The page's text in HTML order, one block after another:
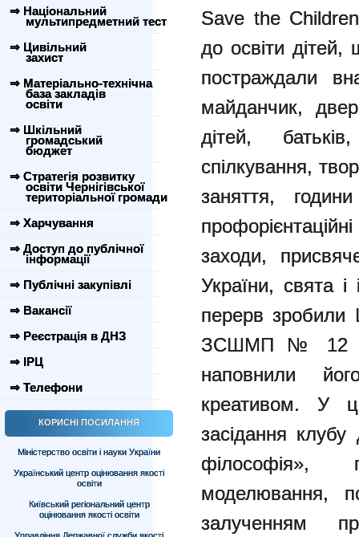
⇒ Національний
мультипредметний тест
⇒ Цивільний
захист
⇒ Матеріально-технічна
база закладів
освіти
⇒ Шкільний
громадський
бюджет
⇒ Стратегія розвитку
освіти Чернігівської
територіальної громади
⇒ Харчування
⇒ Доступ до публічної
інформації
⇒ Публічні закупівлі
⇒ Вакансії
⇒ Реєстрація в ДНЗ
⇒ ІРЦ
⇒ Телефони
КОРИСНІ ПОСИЛАННЯ
Міністерство освіти і науки України
Український центр оцінювання якості
освіти
Київський регіональний центр
оцінювання якості освіти
Save the
до освіти
постраждали
майданчик,
дітей,
спілкування,
заняття,
заходи,
України, свята і
перерв зробили
ЗСШМП № 12 та
наповнили
креативом. У
засідання
філософія»,
моделювання,
залученням